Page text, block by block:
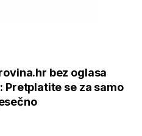
bez oglasa
Pretplatite se za samo